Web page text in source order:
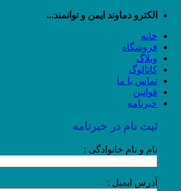
پرش
محتوا
الکترو دماوند ایمن و توانمند...
خانه
فروشگاه
وبلاگ
کاتالوگ
تماس با ما
قوانین
خبرنامه
ثبت نام در خبرنامه
نام و نام خانوادگی :
آدرس ایمیل :